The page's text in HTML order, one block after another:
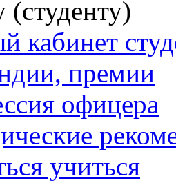
(студенту)
кабинет
премии
офицера
учиться